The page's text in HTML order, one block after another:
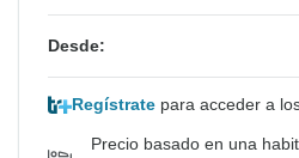
Desde:
Regístrate para acceder a
Precio basado en una